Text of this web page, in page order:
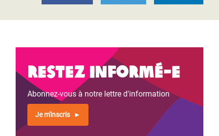
Restez informé-e
Abonnez-vous à notre lettre d'information
Je m'inscris